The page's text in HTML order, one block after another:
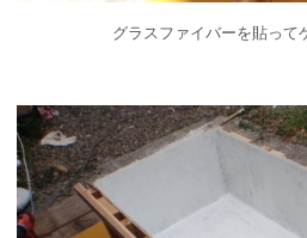
グラスファイバーを貼って